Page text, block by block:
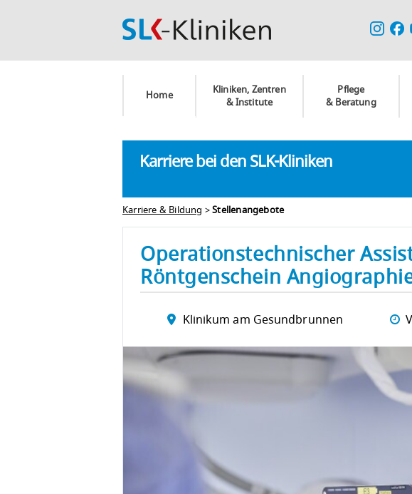
Home
Kliniken, Zentren
& Institute
Pflege
& Beratung
Karriere bei den SLK-Kliniken
Karriere & Bildung >Stellenangebote
Operationstechnischer
Röntgenschein
Klinikum am Gesundbrunnen